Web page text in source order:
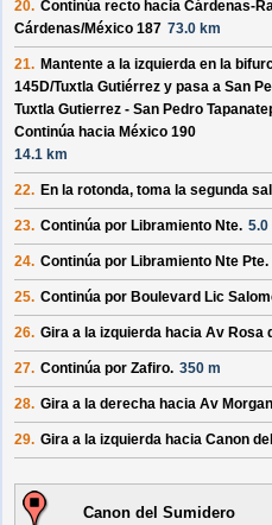
20. Continúa recto hacia Cárdenas-
Cárdenas/México 187 73.0 km
21. Mantente a la izquierda en la
145D/Tuxtla Gutiérrez y pasa a San
Tuxtla Gutierrez - San Pedro
Continúa hacia México 190
14.1 km
22. En la rotonda, toma la segunda
23. Continúa por Libramiento Nte. 5.0
24. Continúa por Libramiento Nte Pte.
25. Continúa por Boulevard Lic
26. Gira a la izquierda hacia Av Rosa
27. Continúa por Zafiro. 350 m
28. Gira a la derecha hacia Av
29. Gira a la izquierda hacia Canon
Canon del Sumidero